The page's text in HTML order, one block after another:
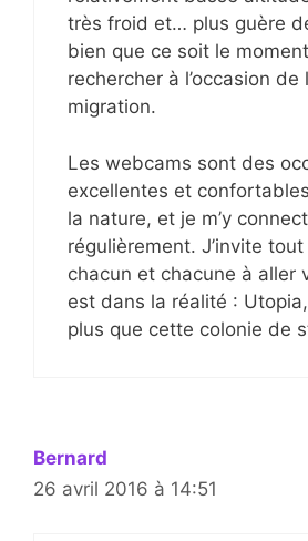
très froid et… plus guère
bien que ce soit le
rechercher à l’occasion de
migration.
Les webcams sont des
excellentes et
la nature, et je m’y
régulièrement. J’invite
chacun et chacune à aller
est dans la réalité : Utopia,
plus que cette colonie de
Bernard
26 avril 2016 à 14:51